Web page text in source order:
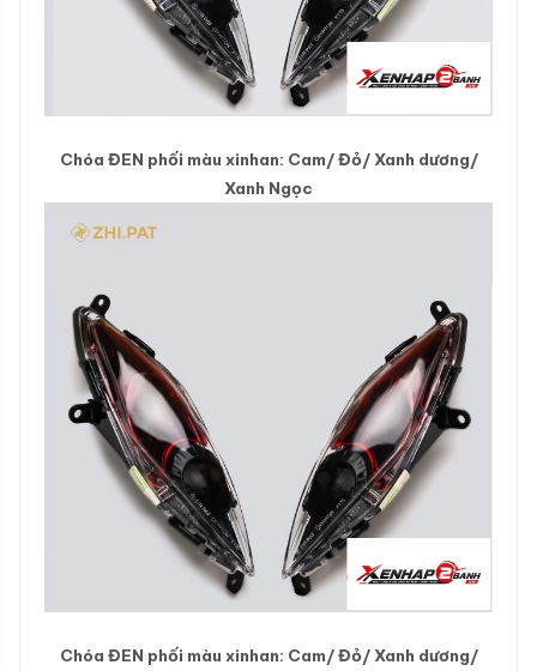
Chóa ĐEN phối màu xinhan: Cam/ Đỏ/ Xanh dương/
Xanh Ngọc
Chóa ĐEN phối màu xinhan: Cam/ Đỏ/ Xanh dương/